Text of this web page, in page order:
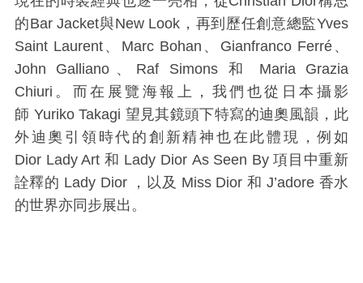
的Bar Jacket與New Look，再到歷任創意總監Yves
Saint Laurent、Marc Bohan、Gianfranco Ferré、
John Galliano、Raf Simons 和 Maria Grazia
Chiuri。而在展覽海報上，我們也從日本攝影
師 Yuriko Takagi 望見其鏡頭下特寫的迪奧風韻，此
外迪奧引領時代的創新精神也在此體現，例如
Dior Lady Art 和 Lady Dior As Seen By 項目中重新
詮釋的 Lady Dior ，以及 Miss Dior 和 J’adore 香水
的世界亦同步展出。